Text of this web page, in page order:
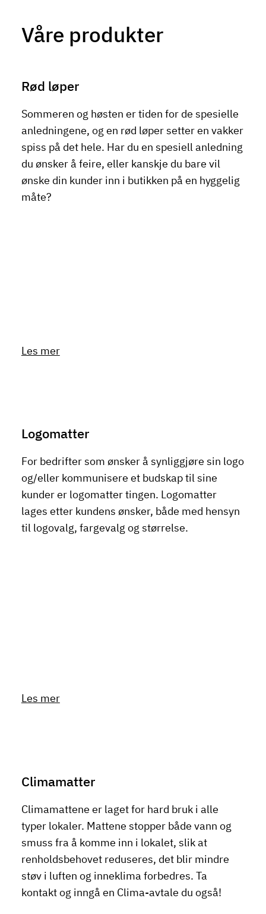
Våre produkter
Rød løper
Sommeren og høsten er tiden for de spesielle
anledningene, og en rød løper setter en vakker
spiss på det hele. Har du en spesiell anledning
du ønsker å feire, eller kanskje du bare vil
ønske din kunder inn i butikken på en hyggelig
måte?
Les mer
Logomatter
For bedrifter som ønsker å synliggjøre sin logo
og/eller kommunisere et budskap til sine
kunder er logomatter tingen. Logomatter
lages etter kundens ønsker, både med hensyn
til logovalg, fargevalg og størrelse.
Les mer
Climamatter
Climamattene er laget for hard bruk i alle
typer lokaler. Mattene stopper både vann og
smuss fra å komme inn i lokalet, slik at
renholdsbehovet reduseres, det blir mindre
støv i luften og inneklima forbedres. Ta
kontakt og inngå en Clima-avtale du også!